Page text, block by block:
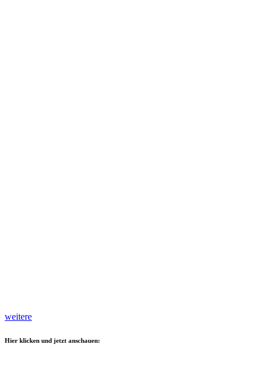
weitere
Hier klicken und jetzt anschauen: